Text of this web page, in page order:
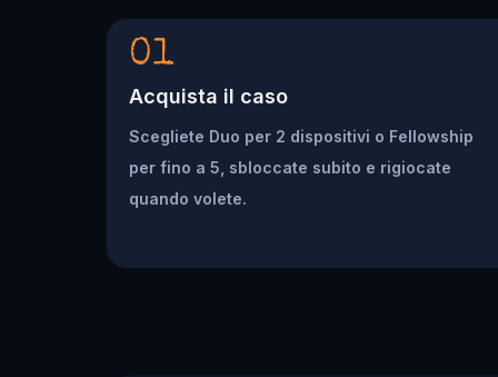
01
Acquista il caso
Scegliete Duo per 2 dispositivi o Fellowship
per fino a 5, sbloccate subito e rigiocate
quando volete.